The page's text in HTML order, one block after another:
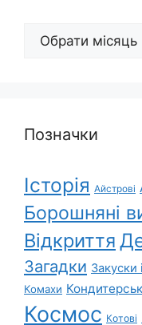
Архіви
Позначки
Історія Айстрові
Борошняні
Відкриття
Загадки Закуски
Комахи
Космос Котові